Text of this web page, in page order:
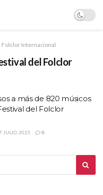
Folclor Internacional
del Folclor
a más de 820 músicos
del Folclor
JULIO, 2025 0